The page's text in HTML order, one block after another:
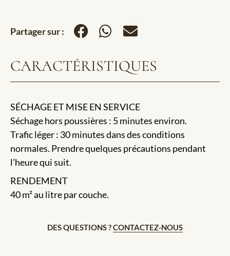
CARACTÉRISTIQUES
SÉCHAGE ET MISE EN SERVICE
Séchage hors poussières : 5 minutes environ.
Trafic léger : 30 minutes dans des conditions
normales. Prendre quelques précautions pendant
l’heure qui suit.
RENDEMENT
40 m² au litre par couche.
DES QUESTIONS ?CONTACTEZ-NOUS
Partager sur :